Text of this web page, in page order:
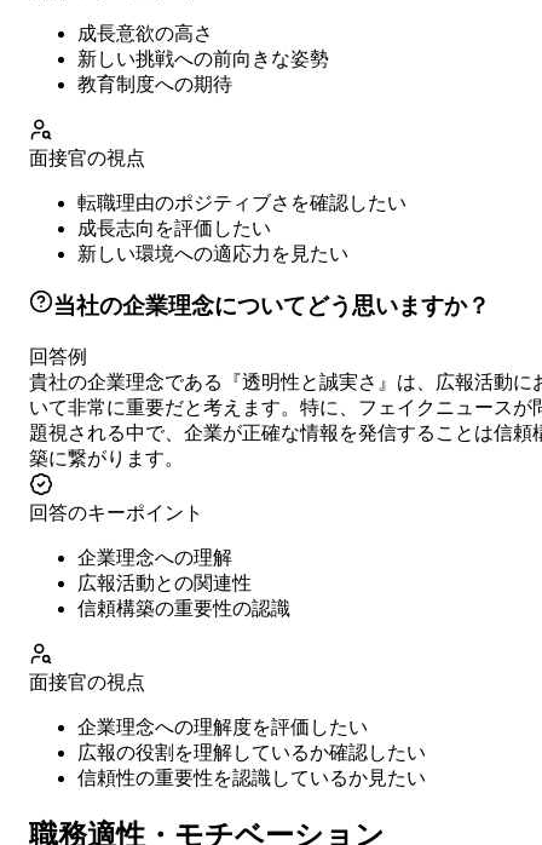
成長意欲の高さ
新しい挑戦への前向きな姿勢
教育制度への期待
面接官の視点
転職理由のポジティブさを確認したい
成長志向を評価したい
新しい環境への適応力を見たい
当社の企業理念についてどう思いますか？
回答例
貴社の企業理念である『透明性と誠実さ』は、広報活動に
いて非常に重要だと考えます。特に、フェイクニュースが
題視される中で、企業が正確な情報を発信することは信頼
築に繋がります。
回答のキーポイント
企業理念への理解
広報活動との関連性
信頼構築の重要性の認識
面接官の視点
企業理念への理解度を評価したい
広報の役割を理解しているか確認したい
信頼性の重要性を認識しているか見たい
職務適性・モチベーション